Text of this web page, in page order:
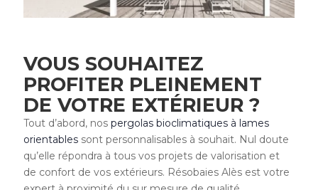
VOUS SOUHAITEZ
PROFITER PLEINEMENT
DE VOTRE EXTÉRIEUR ?
Tout d’abord, nos pergolas bioclimatiques à lames
orientables sont personnalisables à souhait. Nul doute
qu’elle répondra à tous vos projets de valorisation et
de confort de vos extérieurs. Résobaies Alès est votre